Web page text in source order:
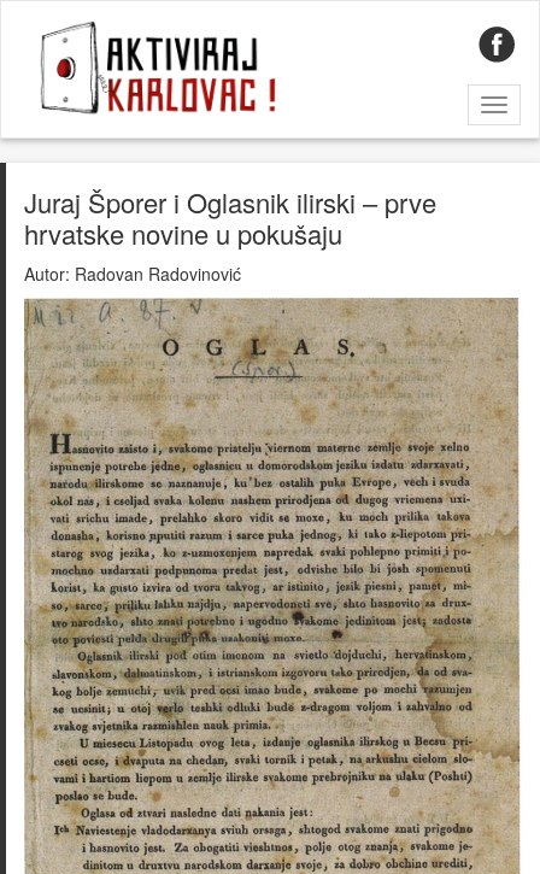
Juraj Šporer i Oglasnik ilirski – prve
hrvatske novine u pokušaju
Autor: Radovan Radovinović